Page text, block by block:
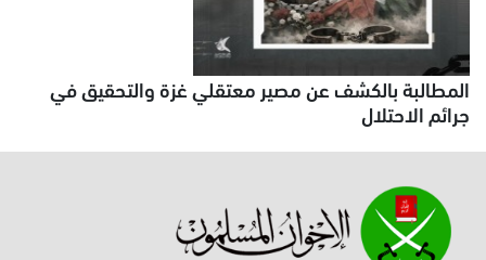
المطالبة بالكشف عن مصير معتقلي غزة والتحقيق في
جرائم الاحتلال